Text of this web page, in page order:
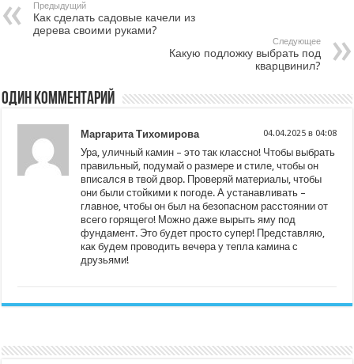
Предыдущий
Как сделать садовые качели из
дерева своими руками?
Следующее
Какую подложку выбрать под
кварцвинил?
Один комментарий
Маргарита Тихомирова 04.04.2025 в 04:08
Ура, уличный камин – это так классно! Чтобы выбрать
правильный, подумай о размере и стиле, чтобы он
вписался в твой двор. Проверяй материалы, чтобы
они были стойкими к погоде. А устанавливать –
главное, чтобы он был на безопасном расстоянии от
всего горящего! Можно даже вырыть яму под
фундамент. Это будет просто супер! Представляю,
как будем проводить вечера у тепла камина с
друзьями!